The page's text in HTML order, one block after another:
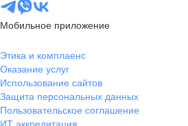
Мобильное приложение
Этика и комплаенс
Оказание услуг
Использование сайтов
Защита персональных данных
Пользовательское соглашение